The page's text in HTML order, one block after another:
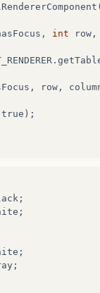
linha , int coluna
na nossa lista
Estado da
// e a Sigla
, int row ,
.
, row ,
true );
;
;
;
;